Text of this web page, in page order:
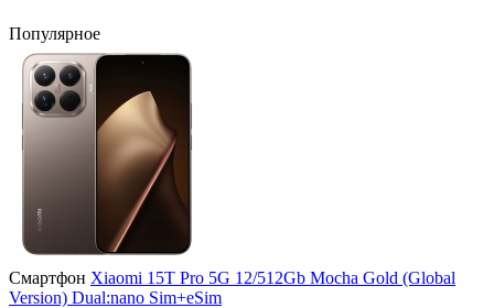
Популярное
Смартфон Xiaomi 15T Pro 5G 12/512Gb Mocha Gold (Global
Version) Dual:nano Sim+eSim